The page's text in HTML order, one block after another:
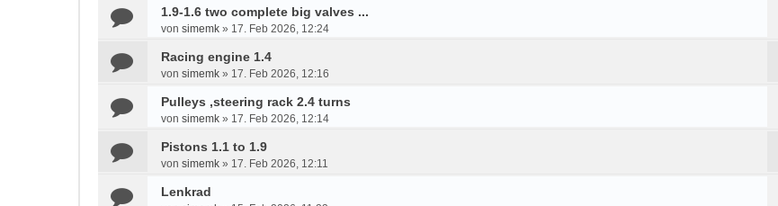
1.9-1.6 two complete big valves ...
von simemk » 17. Feb 2026, 12:24
Racing engine 1.4
von simemk » 17. Feb 2026, 12:16
Pulleys ,steering rack 2.4 turns
von simemk » 17. Feb 2026, 12:14
Pistons 1.1 to 1.9
von simemk » 17. Feb 2026, 12:11
Lenkrad